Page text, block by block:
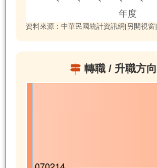
資料來源：中華民國統計資訊網[另開視窗]
轉職 / 升職方向